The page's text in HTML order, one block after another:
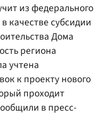
из федерального
качестве субсидии
Дома
региона
учтена
к проекту нового
проходит
в пресс-